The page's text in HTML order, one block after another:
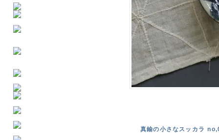
真鍮の小さなスッカラ